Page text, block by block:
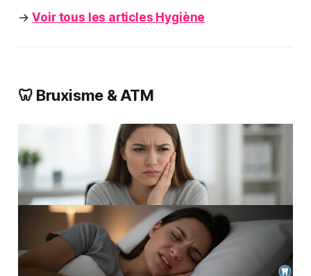
→Voir tous les articles Hygiène
🦷 Bruxisme & ATM